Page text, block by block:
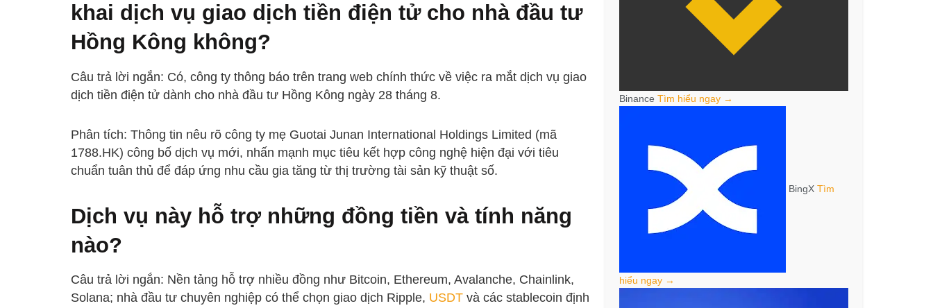
khai dịch vụ giao dịch tiền điện tử cho nhà đầu tư
Hồng Kông không?
Câu trả lời ngắn: Có, công ty thông báo trên trang web chính thức về việc ra mắt dịch vụ giao
dịch tiền điện tử dành cho nhà đầu tư Hồng Kông ngày 28 tháng 8.
Phân tích: Thông tin nêu rõ công ty mẹ Guotai Junan International Holdings Limited (mã
1788.HK) công bố dịch vụ mới, nhấn mạnh mục tiêu kết hợp công nghệ hiện đại với tiêu
chuẩn tuân thủ để đáp ứng nhu cầu gia tăng từ thị trường tài sản kỹ thuật số.
Dịch vụ này hỗ trợ những đồng tiền và tính năng
nào?
Câu trả lời ngắn: Nền tảng hỗ trợ nhiều đồng như Bitcoin, Ethereum, Avalanche, Chainlink,
Solana; nhà đầu tư chuyên nghiệp có thể chọn giao dịch Ripple, USDT và các stablecoin định
Binance Tìm hiểu ngay →
BingX Tìm
hiểu ngay →